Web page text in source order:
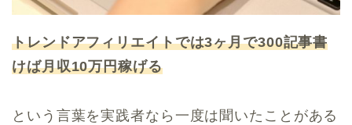
トレンドアフィリエイトでは3ヶ月で300記事書
けば月収10万円稼げる
という言葉を実践者なら一度は聞いたことがある